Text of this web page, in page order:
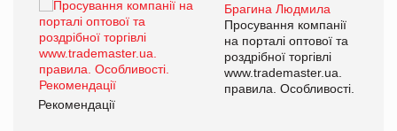
Брагина Людмила
Просування компанії
на порталі оптової та
роздрібної торгівлі
www.trademaster.ua.
правила. Особливості.
Рекомендації